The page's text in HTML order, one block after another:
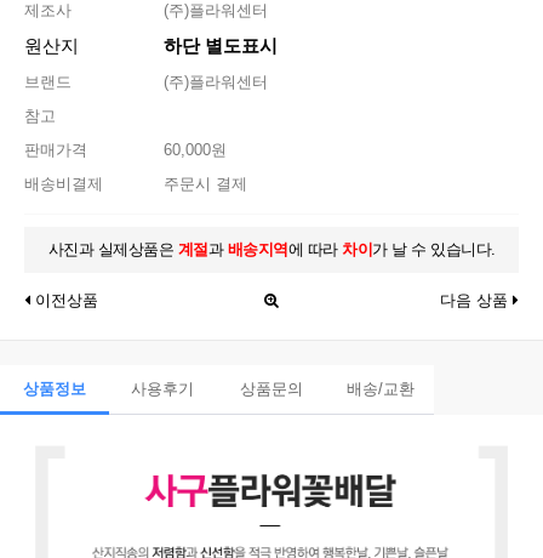
제조사 (주)플라워센터
원산지 하단 별도표시
브랜드
(주)플라워센터
참고
판매가격
60,000원
배송비결제
주문시 결제
사진과 실제상품은 계절과 배송지역에 따라 차이 가 날 수 있습니다.
이전상품 다음 상품
상품정보 사용후기 상품문의 배송/교환